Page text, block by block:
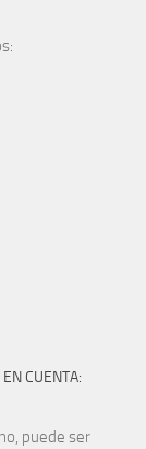
CUENTA:
puede ser